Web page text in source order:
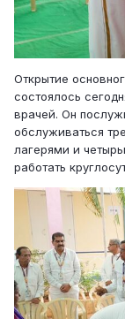
Открытие
состоялось
врачей. Он
обслуживаться
лагерями и
работать